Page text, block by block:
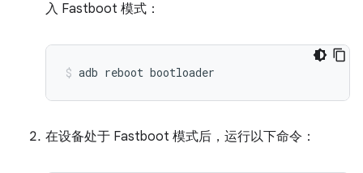
入 Fastboot 模式：
adb reboot bootloader
在设备处于 Fastboot 模式后，运行以下命令：